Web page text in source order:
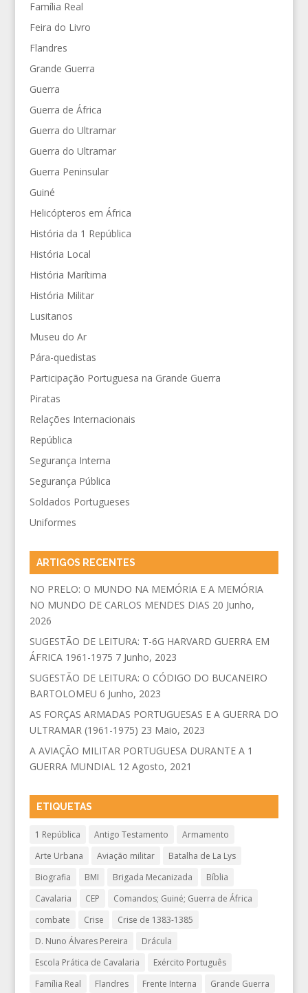
Família Real
Feira do Livro
Flandres
Grande Guerra
Guerra
Guerra de África
Guerra do Ultramar
Guerra do Ultramar
Guerra Peninsular
Guiné
Helicópteros em África
História da 1 República
História Local
História Marítima
História Militar
Lusitanos
Museu do Ar
Pára-quedistas
Participação Portuguesa na Grande Guerra
Piratas
Relações Internacionais
República
Segurança Interna
Segurança Pública
Soldados Portugueses
Uniformes
ARTIGOS RECENTES
NO PRELO: O MUNDO NA MEMÓRIA E A MEMÓRIA
NO MUNDO DE CARLOS MENDES DIAS 20 Junho,
2026
SUGESTÃO DE LEITURA: T-6G HARVARD GUERRA EM
ÁFRICA 1961-1975 7 Junho, 2023
SUGESTÃO DE LEITURA: O CÓDIGO DO BUCANEIRO
BARTOLOMEU 6 Junho, 2023
AS FORÇAS ARMADAS PORTUGUESAS E A GUERRA DO
ULTRAMAR (1961-1975) 23 Maio, 2023
A AVIAÇÃO MILITAR PORTUGUESA DURANTE A 1
GUERRA MUNDIAL 12 Agosto, 2021
ETIQUETAS
1 República Antigo Testamento
Armamento
Arte Urbana
Aviação militar
Batalha de La Lys
Biografia
BMI Brigada Mecanizada
Bíblia
Cavalaria
CEP
Comandos; Guiné; Guerra de África
combate
Crise
Crise de 1383-1385
D. Nuno Álvares Pereira
Drácula
Escola Prática de Cavalaria
Exército Português
Família Real
Flandres Frente Interna
Grande Guerra